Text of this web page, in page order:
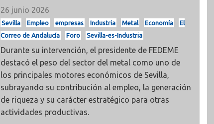
26 junio 2026
Sevilla Empleo empresas Industria Metal Economía
El
Correo de Andalucía
Foro Sevilla-es-Industria
Durante su intervención, el presidente de FEDEME
destacó el peso del sector del metal como uno de
los principales motores económicos de Sevilla,
subrayando su contribución al empleo, la generación
de riqueza y su carácter estratégico para otras
actividades productivas.